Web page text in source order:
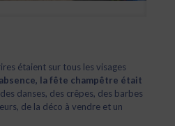
étaient sur tous les visages
la fête champêtre était
danses, des crêpes, des barbes
de la déco à vendre et un